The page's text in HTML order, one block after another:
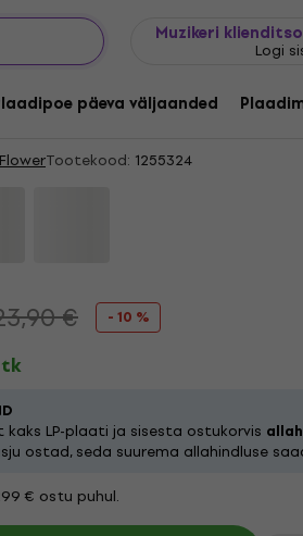
Muzikeri
Logi
päeva väljaanded
- Rides Again (Limited
Tootekood: 1255324
€ - 10 %
LP-plaati ja sisesta ostukorvis
ostad, seda suurema allahindluse
€ ostu puhul.